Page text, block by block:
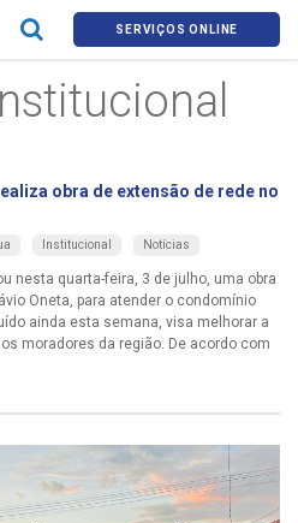
SERVIÇOS ONLINE
obra de extensão de rede no
Institucional Notícias
nesta quarta-feira, 3 de julho, uma obra
Oneta, para atender o condomínio
ainda esta semana, visa melhorar a
moradores da região. De acordo com